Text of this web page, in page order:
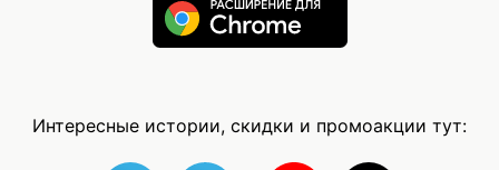
Интересные истории, скидки и промоакции тут: